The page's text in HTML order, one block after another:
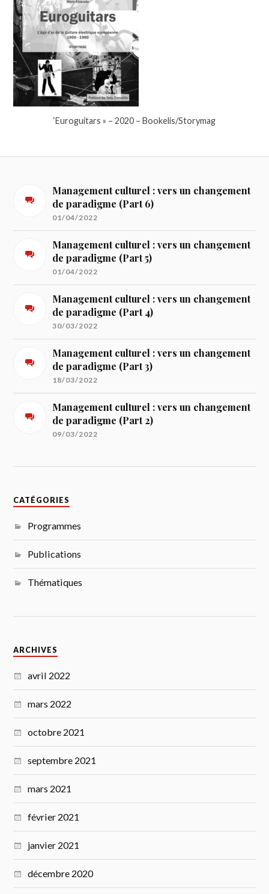
‘Euroguitars » – 2020 – Bookelis/Storymag
Management culturel : vers un changement
de paradigme (Part 6)
01/04/2022
Management culturel : vers un changement
de paradigme (Part 5)
01/04/2022
Management culturel : vers un changement
de paradigme (Part 4)
30/03/2022
Management culturel : vers un changement
de paradigme (Part 3)
18/03/2022
Management culturel : vers un changement
de paradigme (Part 2)
09/03/2022
CATÉGORIES
Programmes
Publications
Thématiques
ARCHIVES
avril 2022
mars 2022
octobre 2021
septembre 2021
mars 2021
février 2021
janvier 2021
décembre 2020